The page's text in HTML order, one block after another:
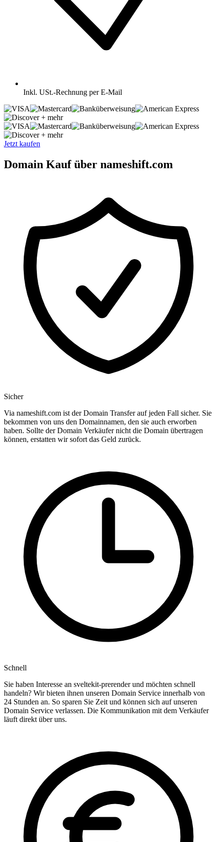
Inkl. USt.-Rechnung per E-Mail
+ mehr
+ mehr
Jetzt kaufen
Domain Kauf über nameshift.com
Sicher
Via nameshift.com ist der Domain Transfer auf jeden Fall sicher. Sie
bekommen von uns den Domainnamen, den sie auch erworben
haben. Sollte der Domain Verkäufer nicht die Domain übertragen
können, erstatten wir sofort das Geld zurück.
Schnell
Sie haben Interesse an sveltekit-prerender und möchten schnell
handeln? Wir bieten ihnen unseren Domain Service innerhalb von
24 Stunden an. So sparen Sie Zeit und können sich auf unseren
Domain Service verlassen. Die Kommunikation mit dem Verkäufer
läuft direkt über uns.